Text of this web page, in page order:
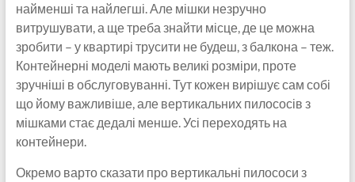
найменші та найлегші. Але мішки незручно
витрушувати, а ще треба знайти місце, де це можна
зробити – у квартирі трусити не будеш, з балкона – теж.
Контейнерні моделі мають великі розміри, проте
зручніші в обслуговуванні. Тут кожен вирішує сам собі
що йому важливіше, але вертикальних пилососів з
мішками стає дедалі менше. Усі переходять на
контейнери.
Окремо варто сказати про вертикальні пилососи з